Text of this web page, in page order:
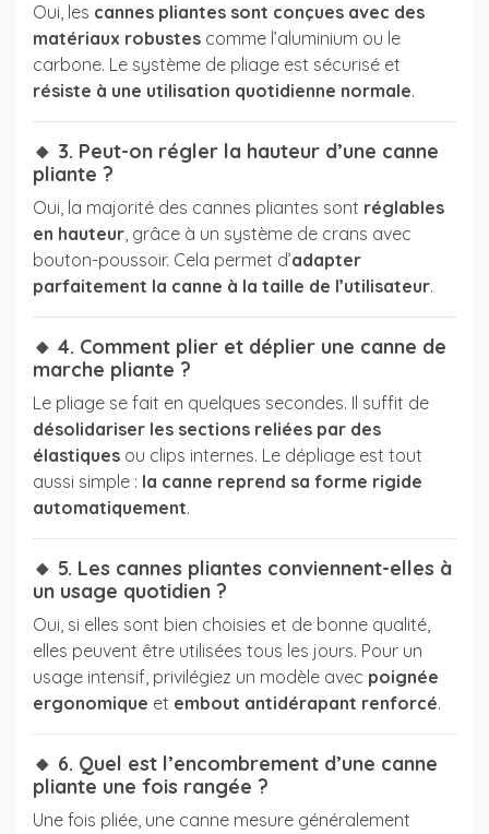
Oui, les cannes pliantes sont conçues avec des
matériaux robustes comme l’aluminium ou le
carbone. Le système de pliage est sécurisé et
résiste à une utilisation quotidienne normale.
🔸 3. Peut-on régler la hauteur d’une canne
pliante ?
Oui, la majorité des cannes pliantes sont réglables
en hauteur, grâce à un système de crans avec
bouton-poussoir. Cela permet d’adapter
parfaitement la canne à la taille de l’utilisateur.
🔸 4. Comment plier et déplier une canne de
marche pliante ?
Le pliage se fait en quelques secondes. Il suffit de
désolidariser les sections reliées par des
élastiques ou clips internes. Le dépliage est tout
aussi simple : la canne reprend sa forme rigide
automatiquement.
🔸 5. Les cannes pliantes conviennent-elles à
un usage quotidien ?
Oui, si elles sont bien choisies et de bonne qualité,
elles peuvent être utilisées tous les jours. Pour un
usage intensif, privilégiez un modèle avec poignée
ergonomique et embout antidérapant renforcé.
🔸 6. Quel est l’encombrement d’une canne
pliante une fois rangée ?
Une fois pliée, une canne mesure généralement